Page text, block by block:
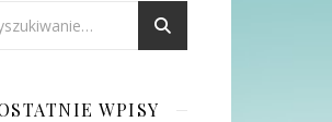
WPISY